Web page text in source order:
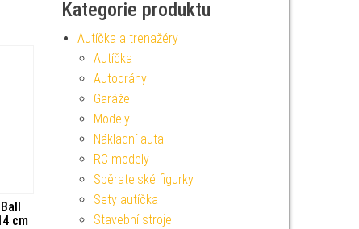
cm
Kategorie produktu
Autíčka a trenažéry
Autíčka
Autodráhy
Garáže
Modely
Nákladní auta
RC modely
Sběratelské figurky
Sety autíčka
Stavební stroje